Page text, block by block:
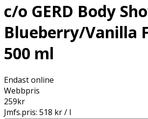
c/o GERD Body
Blueberry/Vanilla
500 ml
Endast online
Webbpris
259kr
Jmfs.pris: 518 kr / l